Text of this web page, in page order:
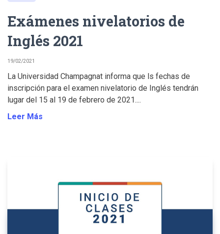
Exámenes nivelatorios de
Inglés 2021
19/02/2021
La Universidad Champagnat informa que ls fechas de
inscripción para el examen nivelatorio de Inglés tendrán
lugar del 15 al 19 de febrero de 2021....
Leer Más